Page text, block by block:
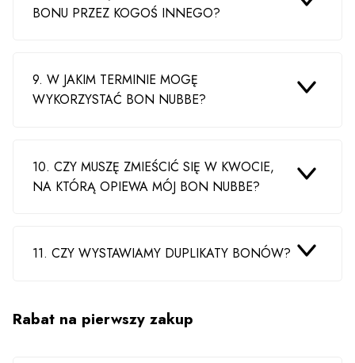
BONU PRZEZ KOGOŚ INNEGO?
9. W JAKIM TERMINIE MOGĘ
WYKORZYSTAĆ BON NUBBE?
10. CZY MUSZĘ ZMIEŚCIĆ SIĘ W KWOCIE,
NA KTÓRĄ OPIEWA MÓJ BON NUBBE?
11. CZY WYSTAWIAMY DUPLIKATY BONÓW?
Rabat na pierwszy zakup